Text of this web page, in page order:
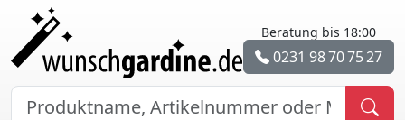
Beratung bis 18:00
0231 98 70 75 27